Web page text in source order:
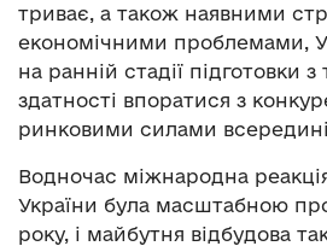
триває, а також наявними
економічними проблемами,
на ранній стадії підготовки
здатності впоратися з
ринковими силами
Водночас міжнародна
України була масштабною
року, і майбутня відбудова